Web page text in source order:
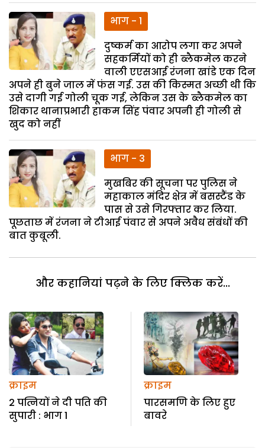
भाग - 1
दुष्कर्म का आरोप लगा कर अपने
सहकर्मियों को ही ब्लैकमेल करने
वाली एएसआई रंजना खांडे एक दिन
अपने ही बुने जाल में फंस गई. उस की किस्मत अच्छी थी कि
उसे दागी गई गोली चूक गई, लेकिन उस के ब्लैकमेल का
शिकार थानाप्रभारी हाकम सिंह पंवार अपनी ही गोली से
खुद को नहीं
भाग - 3
मुखबिर की सूचना पर पुलिस ने
महाकाल मंदिर क्षेत्र में बसस्टैंड के
पास से उसे गिरफ्तार कर लिया.
पूछताछ में रंजना ने टीआई पंवार से अपने अवैध संबंधों की
बात कुबूली.
और कहानियां पढ़ने के लिए क्लिक करें...
क्राइम
2 पत्नियों ने दी पति की
सुपारी : भाग 1
क्राइम
पारसमणि के लिए हुए
बावरे